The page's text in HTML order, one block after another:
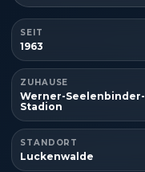
SEIT
1963
ZUHAUSE
Werner-Seelenbinder-
Stadion
STANDORT
Luckenwalde